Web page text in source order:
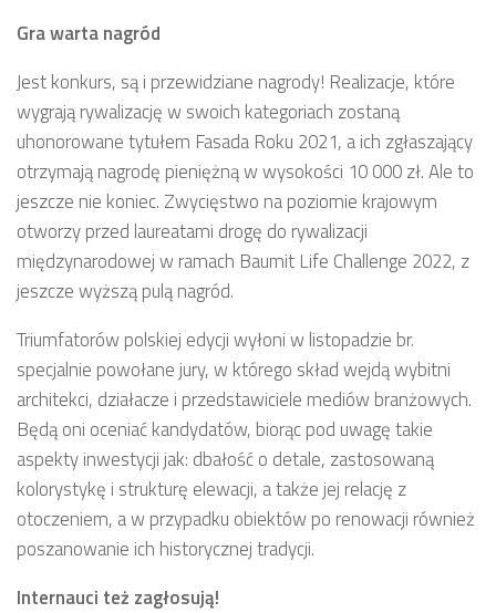
Gra warta nagród
Jest konkurs, są i przewidziane nagrody! Realizacje, które
wygrają rywalizację w swoich kategoriach zostaną
uhonorowane tytułem Fasada Roku 2021, a ich zgłaszający
otrzymają nagrodę pieniężną w wysokości 10 000 zł. Ale to
jeszcze nie koniec. Zwycięstwo na poziomie krajowym
otworzy przed laureatami drogę do rywalizacji
międzynarodowej w ramach Baumit Life Challenge 2022, z
jeszcze wyższą pulą nagród.
Triumfatorów polskiej edycji wyłoni w listopadzie br.
specjalnie powołane jury, w którego skład wejdą wybitni
architekci, działacze i przedstawiciele mediów branżowych.
Będą oni oceniać kandydatów, biorąc pod uwagę takie
aspekty inwestycji jak: dbałość o detale, zastosowaną
kolorystykę i strukturę elewacji, a także jej relację z
otoczeniem, a w przypadku obiektów po renowacji również
poszanowanie ich historycznej tradycji.
Internauci też zagłosują!